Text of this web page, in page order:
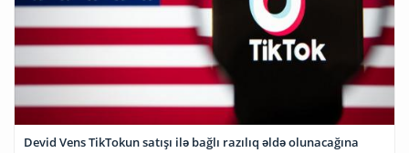
Devid Vens TikTokun satışı ilə bağlı razılıq əldə olunacağına